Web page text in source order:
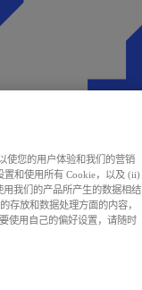
使您的用户体验和我们的营销
置和使用所有 Cookie，以及 (ii)
我们的产品所产生的数据相结
存放和数据处理方面的内容，
使用自己的偏好设置，请随时